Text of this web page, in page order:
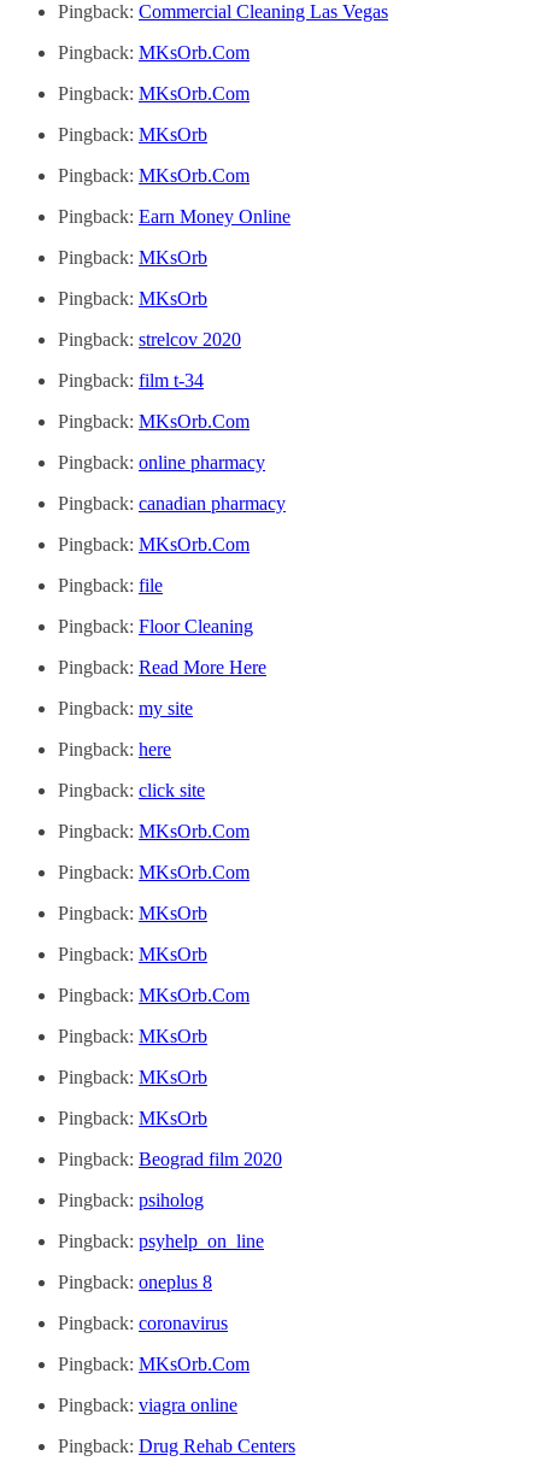
Pingback: Commercial Cleaning Las Vegas
Pingback: MKsOrb.Com
Pingback: MKsOrb.Com
Pingback: MKsOrb
Pingback: MKsOrb.Com
Pingback: Earn Money Online
Pingback: MKsOrb
Pingback: MKsOrb
Pingback: strelcov 2020
Pingback: film t-34
Pingback: MKsOrb.Com
Pingback: online pharmacy
Pingback: canadian pharmacy
Pingback: MKsOrb.Com
Pingback: file
Pingback: Floor Cleaning
Pingback: Read More Here
Pingback: my site
Pingback: here
Pingback: click site
Pingback: MKsOrb.Com
Pingback: MKsOrb.Com
Pingback: MKsOrb
Pingback: MKsOrb
Pingback: MKsOrb.Com
Pingback: MKsOrb
Pingback: MKsOrb
Pingback: MKsOrb
Pingback: Beograd film 2020
Pingback: psiholog
Pingback: psyhelp_on_line
Pingback: oneplus 8
Pingback: coronavirus
Pingback: MKsOrb.Com
Pingback: viagra online
Pingback: Drug Rehab Centers